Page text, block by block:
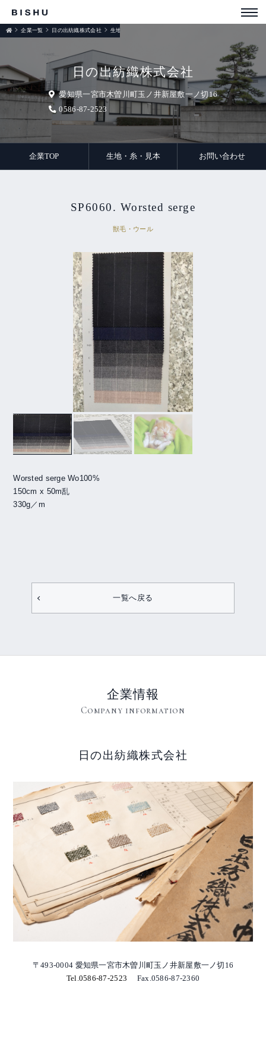
日の出紡織株式会社
愛知県一宮市木曽川町玉ノ井新屋敷一ノ切16
0586-87-2523
企業一覧 日の出紡織株式会社 生地・糸・見本
企業TOP 生地・糸・見本 お問い合わせ
SP6060. Worsted serge
獣毛・ウール
Worsted serge Wo100%
150cm x 50m乱
330g／m
一覧へ戻る
企業情報
Company information
日の出紡織株式会社
〒493-0004 愛知県一宮市木曽川町玉ノ井新屋敷一ノ切16
Tel.0586-87-2523
Fax.0586-87-2360